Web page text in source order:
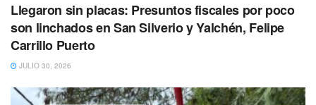
Llegaron sin placas: Presuntos fiscales por poco
son linchados en San Silverio y Yalchén, Felipe
Carrillo Puerto
JULIO 30, 2026